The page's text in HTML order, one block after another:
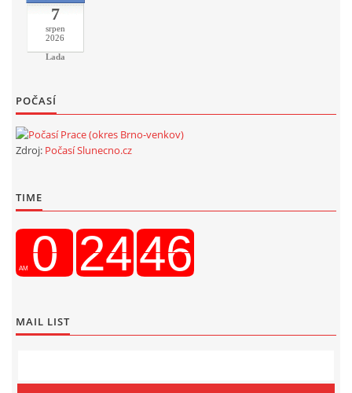
7
srpen
2026
Lada
POČASÍ
Zdroj: Počasí Slunecno.cz
TIME
MAIL LIST